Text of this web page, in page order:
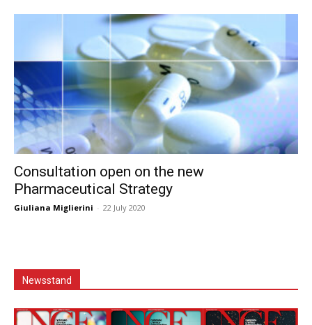
Consultation open on the new
Pharmaceutical Strategy
Giuliana Miglierini - 22 July 2020
Newsstand